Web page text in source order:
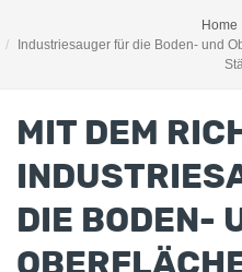
Home
Industriesauger für die Boden- und
MIT DEM
DIE BODEN-